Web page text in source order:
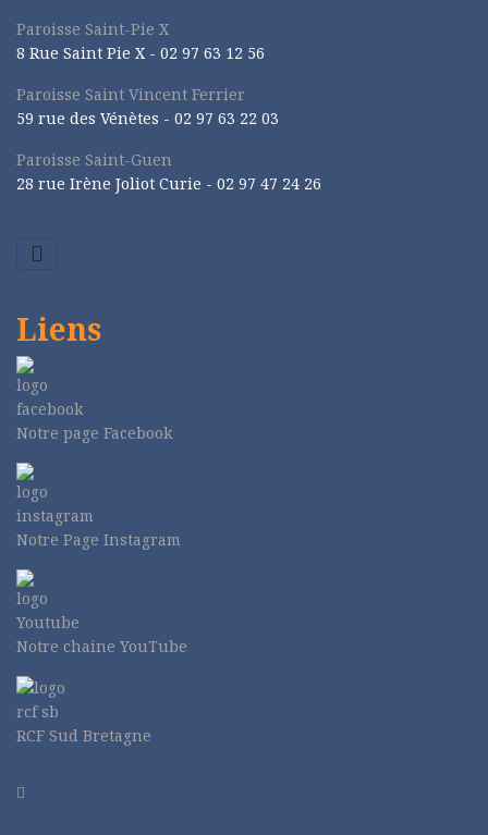
Paroisse Saint-Pie X
8 Rue Saint Pie X - 02 97 63 12 56
Paroisse Saint Vincent Ferrier
59 rue des Vénètes - 02 97 63 22 03
Paroisse Saint-Guen
28 rue Irène Joliot Curie - 02 97 47 24 26
Liens
Notre page Facebook
Notre Page Instagram
Notre chaine YouTube
RCF Sud Bretagne